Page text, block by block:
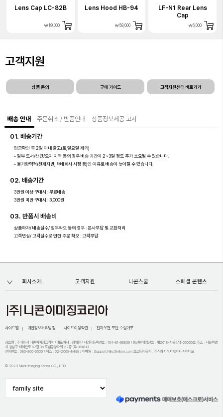
Lens Cap LC-82B
￦19,000
Lens Hood HB-94
￦58,000
LF-N1 Rear Lens
Cap
￦6,000
고객지원
상품 문의 구매 가이드 고객지원센터 바로가기
배송 안내 주문취소 / 반품안내 상품정보제공 고시
01. 배송기간
입금확인 후 2일 이내 출고(토,일요일 제외)
- 일부 도서/산간/오지 지역 등의 경우 배송 기간이 2~3일 정도 추가 소요될 수 있습니다.
- 불가항력적(천재지변, 택배회사 사정 등)인 이유로 배송이 늦어질 수 있습니다.
02. 배송기간
3만원 이상 구매시 : 무료배송
3만원 미만 구매시 : 3,000원
03. 반품시 배송비
상품하자/ 배송실수/ 업무착오 등의 경우 : 본사부담 및 교환처리
고객변심/ 고객실수로 인한 주문 착오 : 고객부담
회사소개 고객지원 니콘스쿨 스페셜 콘텐츠
사이트맵 개인정보처리방침 사이트이용약관 전자우편 무단 수집거부
상호명 : 주식회사 니콘이미징코리아 / 대표이사 : 정해환 / 사업자등록번호 : 104-81-98839 / 통신판매업신고 : 제2018-서울강남-00065호 주소 : 서울특별
시 강남구 테헤란로 87길 36 도심공항타워 22층 (우 06164)
전화번호 : 080-800-6600 / 팩스 : 02-2068-8488 / 이메일 : Support.Nikc@nikon.com 호스팅제공자 : 주식회사 인터넷이니시어티브
© 2023 Nikon Imaging Korea CO., LTD